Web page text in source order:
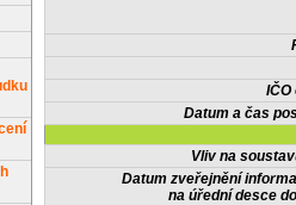
IČO
Datum a čas
Vliv na
Datum zveřejnění
na úřední desce